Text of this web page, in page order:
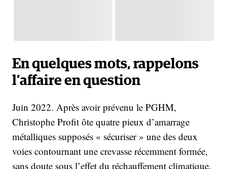
En quelques mots, rappelons
l’affaire en question
Juin 2022. Après avoir prévenu le PGHM,
Christophe Profit ôte quatre pieux d’amarrage
métalliques supposés « sécuriser » une des deux
voies contournant une crevasse récemment formée,
sans doute sous l’effet du réchauffement climatique,